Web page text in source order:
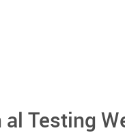
Testing